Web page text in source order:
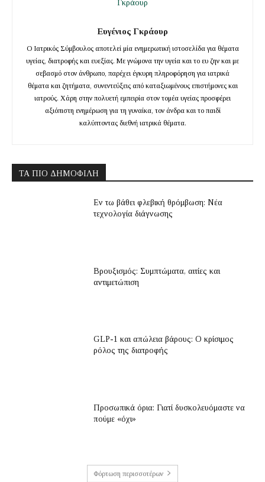
Ευγένιος Γκράουρ
Ο Ιατρικός Σύμβουλος αποτελεί μία ενημερωτική ιστοσελίδα για θέματα
υγείας, διατροφής και ευεξίας. Με γνώμονα την υγεία και το ευ ζην και με
σεβασμό στον άνθρωπο, παρέχει έγκυρη πληροφόρηση για ιατρικά
θέματα και ζητήματα, συνεντεύξεις από καταξιωμένους επιστήμονες και
ιατρούς. Χάρη στην πολυετή εμπειρία στον τομέα υγείας προσφέρει
αξιόπιστη ενημέρωση για τη γυναίκα, τον άνδρα και το παιδί
καλύπτοντας διεθνή ιατρικά θέματα.
ΤΑ ΠΙΟ ΔΗΜΟΦΙΛΉ
Εν τω βάθει φλεβική θρόμβωση: Νέα
τεχνολογία διάγνωσης
Βρουξισμός: Συμπτώματα, αιτίες και
αντιμετώπιση
GLP-1 και απώλεια βάρους: Ο κρίσιμος
ρόλος της διατροφής
Προσωπικά όρια: Γιατί δυσκολευόμαστε να
πούμε «όχι»
Φόρτωση περισσοτέρων